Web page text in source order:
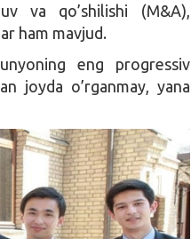
va qo’shilishi (M&A),
ham mavjud.
eng progressiv
joyda o’rganmay, yana